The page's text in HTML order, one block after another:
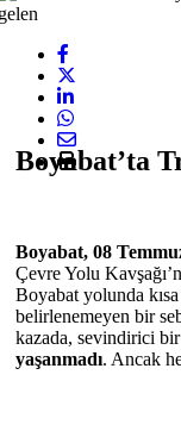
Boyabat’ta
Boyabat, 08
Çevre Yolu
Boyabat yolunda
belirlenemeyen bir
kazada, sevindirici
yaşanmadı. Ancak